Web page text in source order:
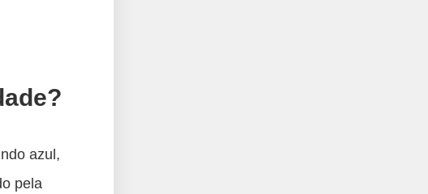
azul,
pela